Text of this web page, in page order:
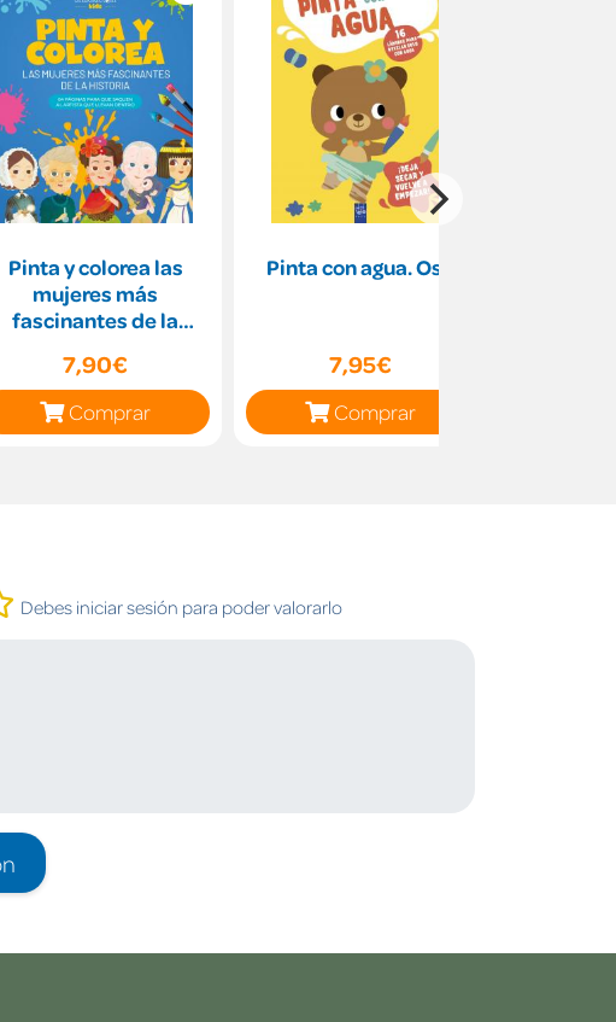
Pinta y colorea las
mujeres más
fascinantes de la
7,90€
Comprar
Pinta con agua. Osa
7,95€
Comprar
Debes iniciar sesión para poder valorarlo